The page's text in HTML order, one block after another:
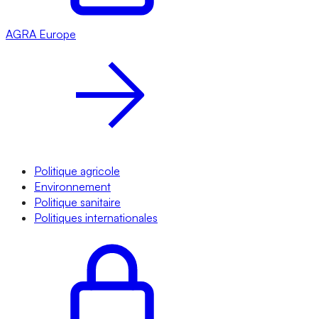
AGRA Europe
Politique agricole
Environnement
Politique sanitaire
Politiques internationales